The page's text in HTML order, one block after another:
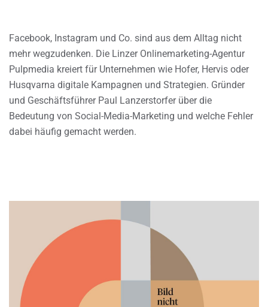
Facebook, Instagram und Co. sind aus dem Alltag nicht
mehr wegzudenken. Die Linzer Onlinemarketing-Agentur
Pulpmedia kreiert für Unternehmen wie Hofer, Hervis oder
Husqvarna digitale Kampagnen und Strategien. Gründer
und Geschäftsführer Paul Lanzerstorfer über die
Bedeutung von Social-Media-Marketing und welche Fehler
dabei häufig gemacht werden.